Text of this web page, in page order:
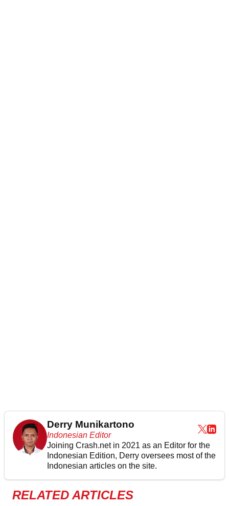
Derry Munikartono
Indonesian Editor
Joining Crash.net in 2021 as an Editor for the
Indonesian Edition, Derry oversees most of the
Indonesian articles on the site.
RELATED ARTICLES